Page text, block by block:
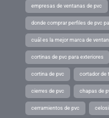
empresas de ventanas de pvc
donde comprar perfiles de pvc
cuál es la mejor marca de
cortinas de pvc para exteriores
cortina de pvc cortador de
cierres de pvc chapas de
cerramientos de pvc